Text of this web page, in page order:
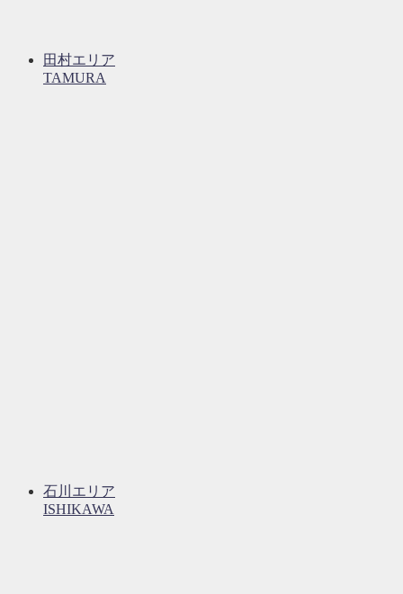
田村エリア
TAMURA
石川エリア
ISHIKAWA